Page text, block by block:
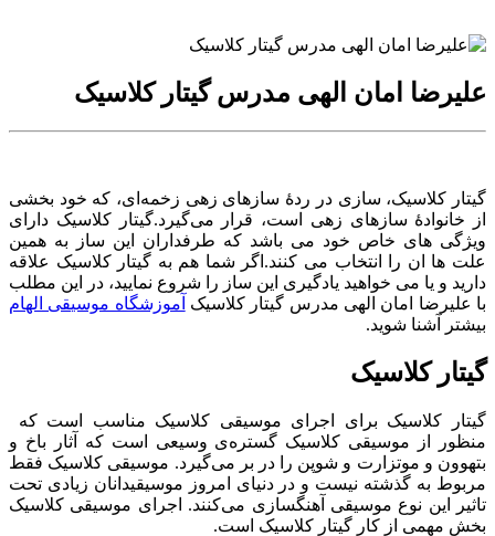
علیرضا امان الهی مدرس گیتار کلاسیک
گیتار کلاسیک، سازی در ردهٔ سازهای زهی زخمه‌ای، که خود بخشی
از خانوادهٔ سازهای زهی است، قرار می‌گیرد.گیتار کلاسیک دارای
ویژگی های خاص خود می باشد که طرفداران این ساز به همین
علت ها ان را انتخاب می کنند.اگر شما هم به گیتار کلاسیک علاقه
دارید و یا می خواهید یادگیری این ساز را شروع نمایید، در این مطلب
با علیرضا امان الهی مدرس گیتار کلاسیک آموزشگاه موسیقی الهام
بیشتر آشنا شوید.
گیتار کلاسیک
گیتار کلاسیک برای اجرای موسیقی کلاسیک مناسب است که
منظور از موسیقی کلاسیک گستره‌ی وسیعی است که آثار باخ و
بتهوون و موتزارت و شوپن را در بر می‌گیرد. موسیقی کلاسیک فقط
مربوط به گذشته نیست و در دنیای امروز موسیقیدانان زیادی تحت
تاثیر این نوع موسیقی آهنگسازی می‌کنند. اجرای موسیقی کلاسیک
بخش مهمی از کار گیتار کلاسیک است.